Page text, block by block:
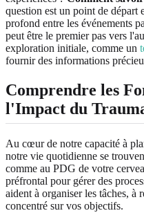
question est un point de départ
profond entre les événements
peut être le premier pas vers
exploration initiale, comme un
fournir des informations
Comprendre les
l'Impact du
Au cœur de notre capacité à
notre vie quotidienne se
comme au PDG de votre
préfrontal pour gérer des
aident à organiser les tâches, à
concentré sur vos objectifs.